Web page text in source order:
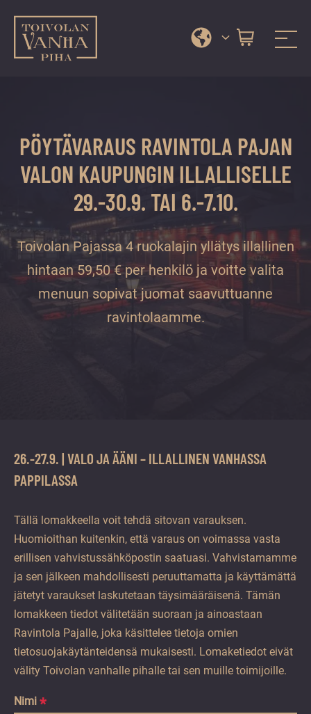
Toivolan vanha piha
palvelut
ja
tapahtumat
kiireettömiä
ja
hetkiä
ympäri
vuoden.
PÖYTÄVARAUS RAVINTOLA PAJAN
VALON KAUPUNGIN ILLALLISELLE
29.-30.9. TAI 6.-7.10.
Toivolan Pajassa 4 ruokalajin yllätys illallinen
hintaan 59,50 € per henkilö ja voitte valita
menuun sopivat juomat saavuttuanne
ravintolaamme.
26.-27.9. | VALO JA ÄÄNI – ILLALLINEN VANHASSA
PAPPILASSA
Tällä lomakkeella voit tehdä sitovan varauksen.
Huomioithan kuitenkin, että varaus on voimassa vasta
erillisen vahvistussähköpostin saatuasi. Vahvistamamme
ja sen jälkeen mahdollisesti peruuttamatta ja käyttämättä
jätetyt varaukset laskutetaan täysimääräisenä. Tämän
lomakkeen tiedot välitetään suoraan ja ainoastaan
Ravintola Pajalle, joka käsittelee tietoja omien
tietosuojakäytänteidensä mukaisesti. Lomaketiedot eivät
välity Toivolan vanhalle pihalle tai sen muille toimijoille.
Nimi *